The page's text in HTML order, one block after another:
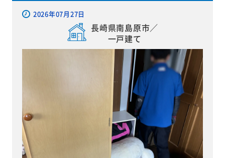
2026年07月27日
長崎県南島原市／
一戸建て